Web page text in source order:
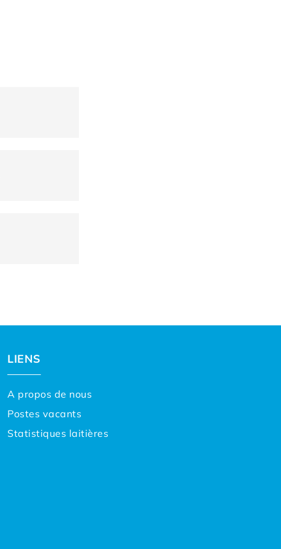
LIENS
A propos de nous
Postes vacants
Statistiques laitières